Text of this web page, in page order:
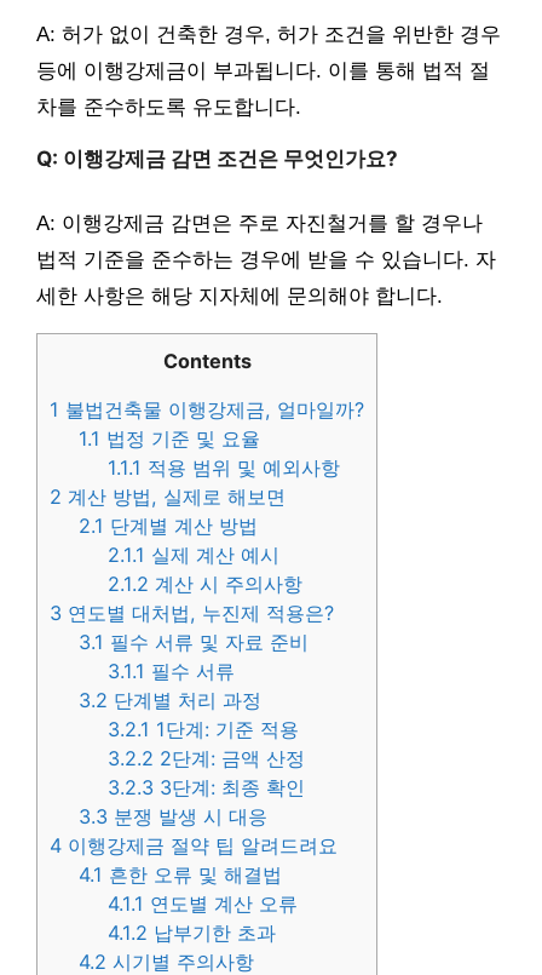
A: 허가 없이 건축한 경우, 허가 조건을 위반한 경우
등에 이행강제금이 부과됩니다. 이를 통해 법적 절
차를 준수하도록 유도합니다.
Q: 이행강제금 감면 조건은 무엇인가요?
A: 이행강제금 감면은 주로 자진철거를 할 경우나
법적 기준을 준수하는 경우에 받을 수 있습니다. 자
세한 사항은 해당 지자체에 문의해야 합니다.
Contents
1 불법건축물 이행강제금, 얼마일까?
1.1 법정 기준 및 요율
1.1.1 적용 범위 및 예외사항
2 계산 방법, 실제로 해보면
2.1 단계별 계산 방법
2.1.1 실제 계산 예시
2.1.2 계산 시 주의사항
3 연도별 대처법, 누진제 적용은?
3.1 필수 서류 및 자료 준비
3.1.1 필수 서류
3.2 단계별 처리 과정
3.2.1 1단계: 기준 적용
3.2.2 2단계: 금액 산정
3.2.3 3단계: 최종 확인
3.3 분쟁 발생 시 대응
4 이행강제금 절약 팁 알려드려요
4.1 흔한 오류 및 해결법
4.1.1 연도별 계산 오류
4.1.2 납부기한 초과
4.2 시기별 주의사항